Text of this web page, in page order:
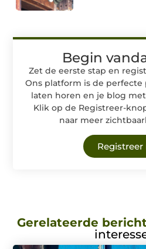
Begin
Zet de eerste stap en
Ons platform is de
laten horen en je blog
Klik op de Registreer-
naar meer
Registreer
Gerelateerde